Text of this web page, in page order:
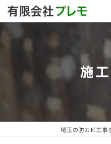
施
埼玉の防カビ工事